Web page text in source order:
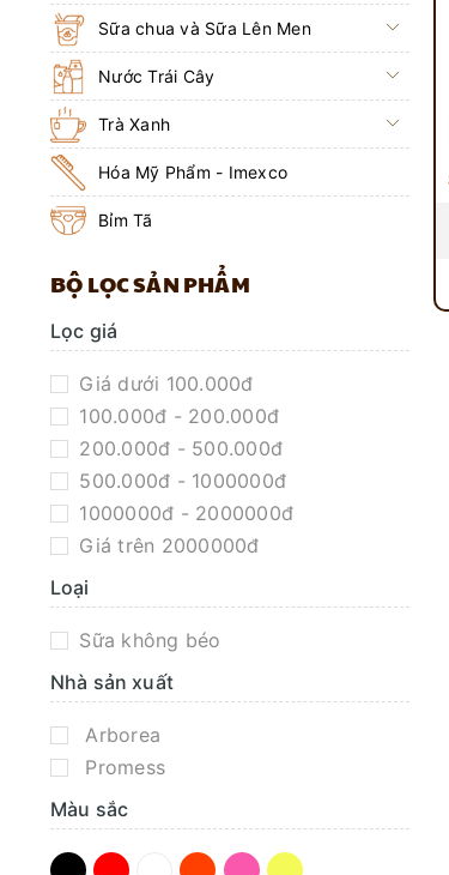
Sữa chua và Sữa Lên Men
Nước Trái Cây
Trà Xanh
Hóa Mỹ Phẩm - Imexco
Bỉm Tã
BỘ LỌC SẢN PHẨM
Lọc giá
Giá dưới 100.000đ
100.000đ - 200.000đ
200.000đ - 500.000đ
500.000đ - 1000000đ
1000000đ - 2000000đ
Giá trên 2000000đ
Loại
Sữa không béo
Nhà sản xuất
Arborea
Promess
Màu sắc